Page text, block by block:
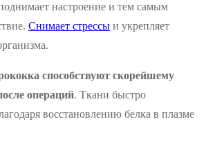
настроение и тем самым
Снимает стрессы и укрепляет
способствуют скорейшему
операций. Ткани быстро
восстановлению белка в плазме